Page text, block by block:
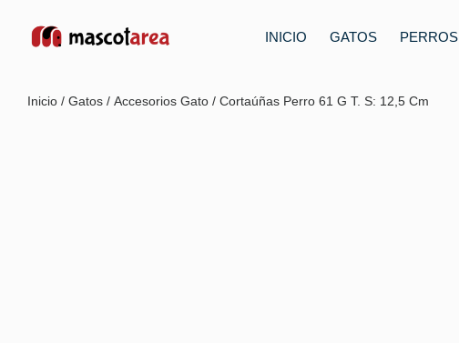
INICIO GATOS PERROS
Inicio / Gatos / Accesorios Gato / Cortaúñas Perro 61 G T. S: 12,5 Cm